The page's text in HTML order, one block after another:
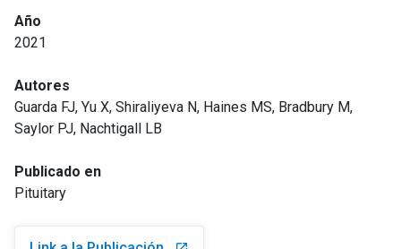
Año
2021
Autores
Guarda FJ, Yu X, Shiraliyeva N, Haines MS, Bradbury M,
Saylor PJ, Nachtigall LB
Publicado en
Pituitary